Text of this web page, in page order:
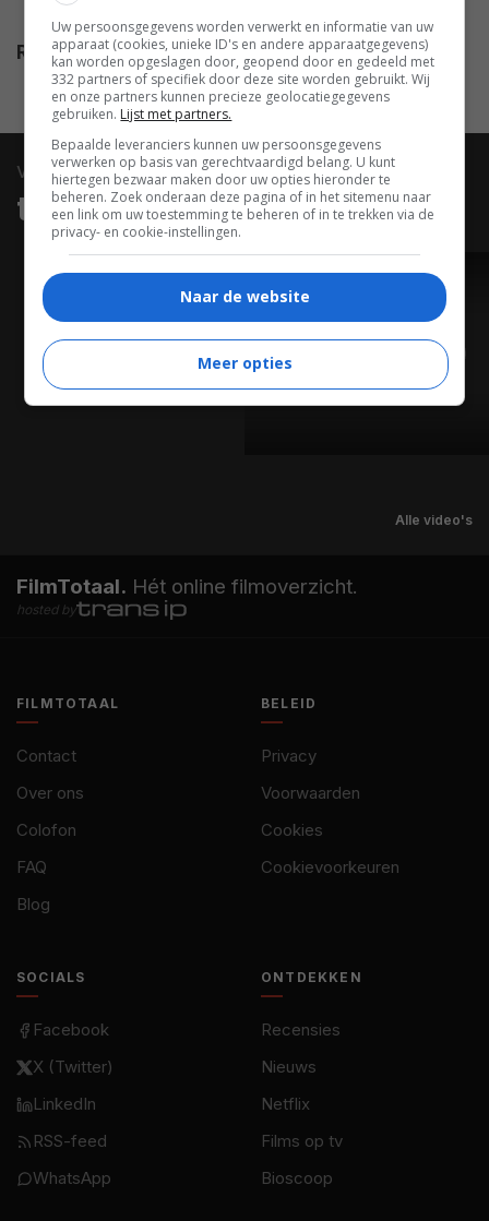
Release
20.12.2020
video
trailers & clips
Alle video's
FilmTotaal. Hét online filmoverzicht.
hosted by
FILMTOTAAL
Contact
Over ons
Colofon
FAQ
Blog
BELEID
Privacy
Voorwaarden
Cookies
Cookievoorkeuren
SOCIALS
Facebook
X (Twitter)
LinkedIn
RSS-feed
WhatsApp
ONTDEKKEN
Recensies
Nieuws
Netflix
Films op tv
Bioscoop
Uw persoonsgegevens worden verwerkt en informatie van uw
apparaat (cookies, unieke ID's en andere apparaatgegevens)
kan worden opgeslagen door, geopend door en gedeeld met
332 partners of specifiek door deze site worden gebruikt. Wij
en onze partners kunnen precieze geolocatiegegevens
gebruiken. Lijst met partners.
Bepaalde leveranciers kunnen uw persoonsgegevens
verwerken op basis van gerechtvaardigd belang. U kunt
hiertegen bezwaar maken door uw opties hieronder te
beheren. Zoek onderaan deze pagina of in het sitemenu naar
een link om uw toestemming te beheren of in te trekken via de
privacy- en cookie-instellingen.
Naar de website
Meer opties